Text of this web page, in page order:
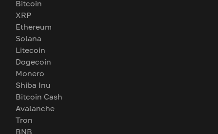
Bitcoin
XRP
Ethereum
Solana
Litecoin
Dogecoin
Monero
Shiba Inu
Bitcoin Cash
Avalanche
Tron
BNB